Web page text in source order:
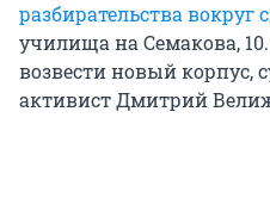
разбирательства вокруг
училища на Семакова,
возвести новый корпус,
активист Дмитрий